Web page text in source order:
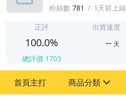
粉絲數 781 1天前上線
正評
100.0%
總評價 1703
出貨速度
-- 天
首頁主打 商品分類